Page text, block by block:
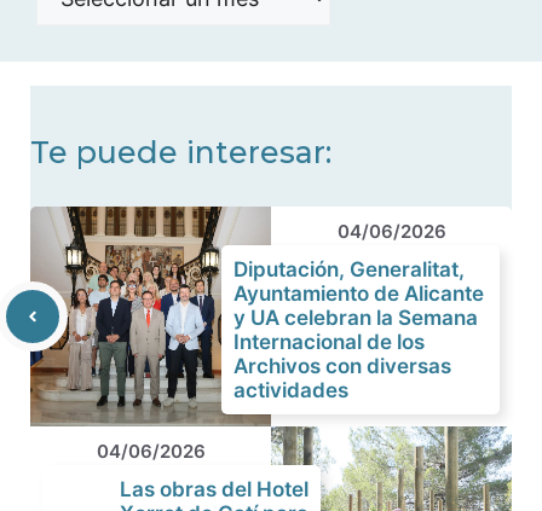
Te puede interesar:
04/06/2026
Diputación, Generalitat,
Ayuntamiento de Alicante
y UA celebran la Semana
Internacional de los
Archivos con diversas
actividades
04/06/2026
Las obras del Hotel